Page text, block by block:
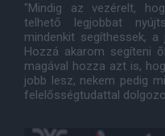
"Mindig az vezérelt,
telhető legjobbat
mindenkit segíthessek,
Hozzá akarom segíteni
magával hozza azt is,
jobb lesz, nekem pedig
felelősségtudattal